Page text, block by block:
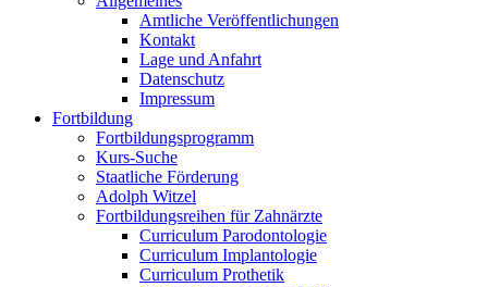
Amtliche Veröffentlichungen
Kontakt
Lage und Anfahrt
Datenschutz
Impressum
Fortbildung
Fortbildungsprogramm
Kurs-Suche
Staatliche Förderung
Adolph Witzel
Fortbildungsreihen für Zahnärzte
Curriculum Parodontologie
Curriculum Implantologie
Curriculum Prothetik